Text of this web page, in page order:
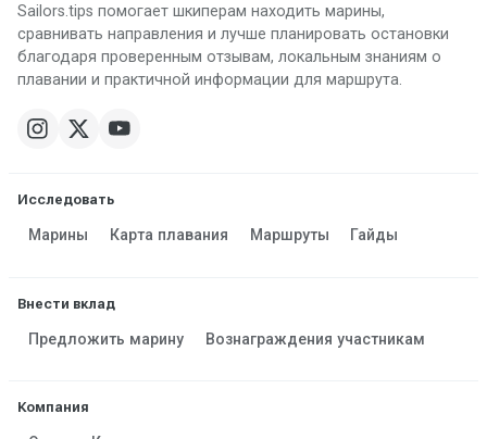
Sailors.tips помогает шкиперам находить марины,
сравнивать направления и лучше планировать остановки
благодаря проверенным отзывам, локальным знаниям о
плавании и практичной информации для маршрута.
Исследовать
Марины Карта плавания Маршруты Гайды
Внести вклад
Предложить марину Вознаграждения участникам
Компания